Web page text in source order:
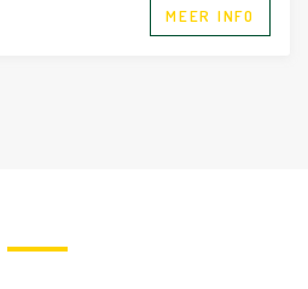
MEER INFO